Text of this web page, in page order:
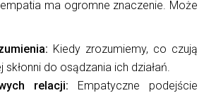
ma ogromne znaczenie. Może
Kiedy zrozumiemy, co czują
skłonni do osądzania ich działań.
relacji: Empatyczne podejście